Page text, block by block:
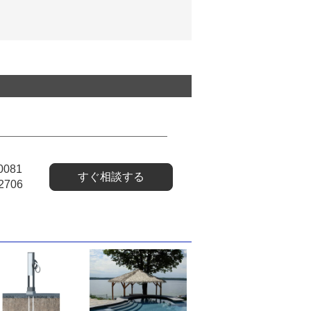
すぐ相談する